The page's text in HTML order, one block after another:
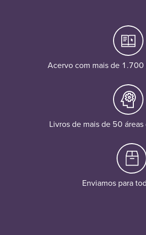
Acervo com mais de
Livros de mais de 50
Enviamos para